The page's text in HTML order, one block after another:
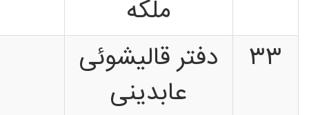
ملکه
۳۳
دفتر قالیشوئی
عابدینی